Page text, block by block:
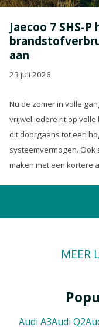
Jaecoo 7 SHS-
aan
23 juli 2026
Nu de zomer in volle
vrijwel iedere rit op volle
dit doorgaans tot een
systeemvermogen.
maken met een kortere
MEER
Audi A3Audi Q2